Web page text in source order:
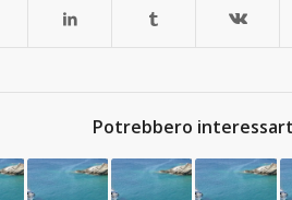
Potrebbero